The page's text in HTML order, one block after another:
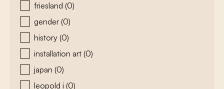
friesland (0)
gender (0)
history (0)
installation art (0)
japan (0)
leopold i (0)